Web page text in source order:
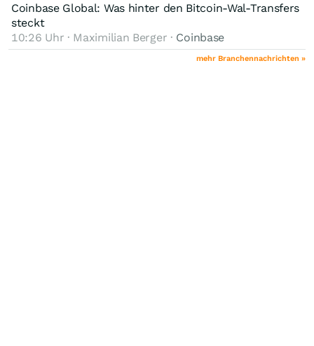
Coinbase Global: Was hinter den Bitcoin-Wal-Transfers
steckt
10:26 Uhr · Maximilian Berger · Coinbase
mehr Branchennachrichten »